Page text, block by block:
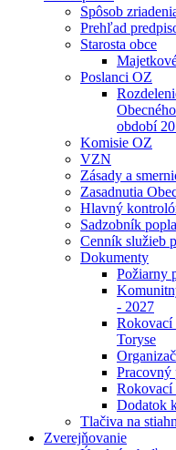
Spôsob
Prehľad
Starosta obce
Poslanci OZ
období
Komisie OZ
VZN
Zásady a
Zasadnutia
Hlavný
Sadzobník
Cenník služieb
Dokumenty
Požiarny
- 2027
Rokovací
Toryse
Pracovný
Rokovací
Dodatok
Tlačiva na
Zverejňovanie